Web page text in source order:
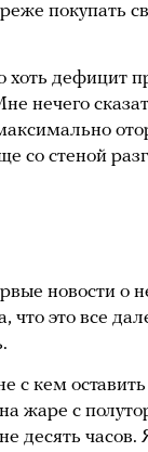
покупать
хоть дефицит
нечего
со стеной
новости о
что это все
с кем оставить
жаре с
десять часов.